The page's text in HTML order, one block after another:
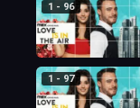
1 - 96
1 - 97